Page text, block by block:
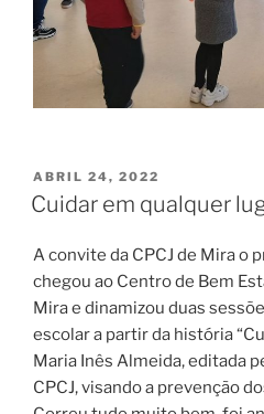
PUBLICADO
EM
ABRIL 24, 2022
Cuidar em qualquer
A convite da CPCJ de Mira o
chegou ao Centro de Bem
Mira e dinamizou duas
escolar a partir da história
Maria Inês Almeida, editada
CPCJ, visando a prevenção